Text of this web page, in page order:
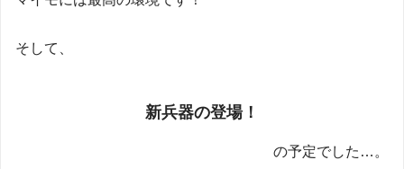
そして、
新兵器の登場！
の予定でした…。